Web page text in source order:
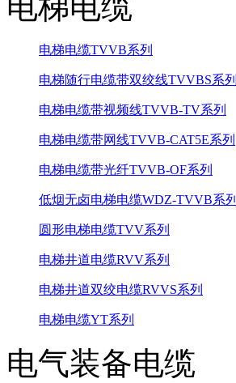
电梯电缆TVVB系列
电梯随行电缆带双绞线TVVBS系列
电梯电缆带视频线TVVB-TV系列
电梯电缆带网线TVVB-CAT5E系列
电梯电缆带光纤TVVB-OF系列
低烟无卤电梯电缆WDZ-TVVB系列
圆形电梯电缆TVV系列
电梯井道电缆RVV系列
电梯井道双绞电缆RVVS系列
电梯电缆YT系列
电气装备电缆